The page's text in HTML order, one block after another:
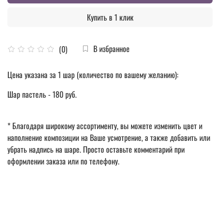
(0) В избранное
Купить в 1 клик
Цена указана за 1 шар (количество по вашему желанию):
Шар пастель - 180 руб.
* Благодаря широкому ассортименту, вы можете изменить цвет и
наполнение композиции на Ваше усмотрение, а также добавить или
убрать надпись на шаре. Просто оставьте комментарий при
оформлении заказа или по телефону.